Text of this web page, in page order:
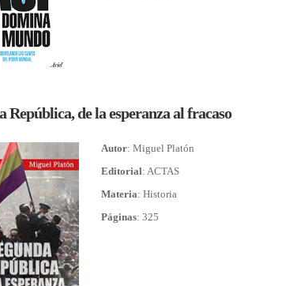
República, de la esperanza al fracaso
Autor: Miguel Platón
Editorial: ACTAS
Materia: Historia
Páginas: 325